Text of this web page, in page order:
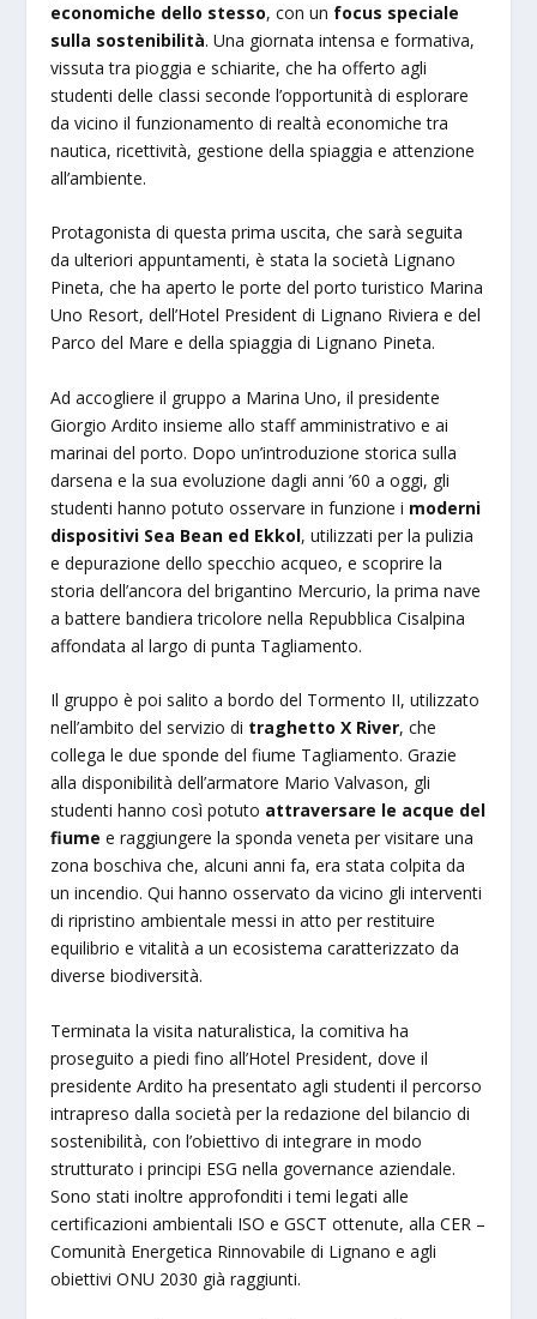
economiche dello stesso, con un focus speciale
sulla sostenibilità. Una giornata intensa e formativa,
vissuta tra pioggia e schiarite, che ha offerto agli
studenti delle classi seconde l’opportunità di esplorare
da vicino il funzionamento di realtà economiche tra
nautica, ricettività, gestione della spiaggia e attenzione
all’ambiente.
Protagonista di questa prima uscita, che sarà seguita
da ulteriori appuntamenti, è stata la società Lignano
Pineta, che ha aperto le porte del porto turistico Marina
Uno Resort, dell’Hotel President di Lignano Riviera e del
Parco del Mare e della spiaggia di Lignano Pineta.
Ad accogliere il gruppo a Marina Uno, il presidente
Giorgio Ardito insieme allo staff amministrativo e ai
marinai del porto. Dopo un’introduzione storica sulla
darsena e la sua evoluzione dagli anni ’60 a oggi, gli
studenti hanno potuto osservare in funzione i moderni
dispositivi Sea Bean ed Ekkol, utilizzati per la pulizia
e depurazione dello specchio acqueo, e scoprire la
storia dell’ancora del brigantino Mercurio, la prima nave
a battere bandiera tricolore nella Repubblica Cisalpina
affondata al largo di punta Tagliamento.
Il gruppo è poi salito a bordo del Tormento II, utilizzato
nell’ambito del servizio di traghetto X River, che
collega le due sponde del fiume Tagliamento. Grazie
alla disponibilità dell’armatore Mario Valvason, gli
studenti hanno così potuto attraversare le acque del
fiume e raggiungere la sponda veneta per visitare una
zona boschiva che, alcuni anni fa, era stata colpita da
un incendio. Qui hanno osservato da vicino gli interventi
di ripristino ambientale messi in atto per restituire
equilibrio e vitalità a un ecosistema caratterizzato da
diverse biodiversità.
Terminata la visita naturalistica, la comitiva ha
proseguito a piedi fino all’Hotel President, dove il
presidente Ardito ha presentato agli studenti il percorso
intrapreso dalla società per la redazione del bilancio di
sostenibilità, con l’obiettivo di integrare in modo
strutturato i principi ESG nella governance aziendale.
Sono stati inoltre approfonditi i temi legati alle
certificazioni ambientali ISO e GSCT ottenute, alla CER –
Comunità Energetica Rinnovabile di Lignano e agli
obiettivi ONU 2030 già raggiunti.